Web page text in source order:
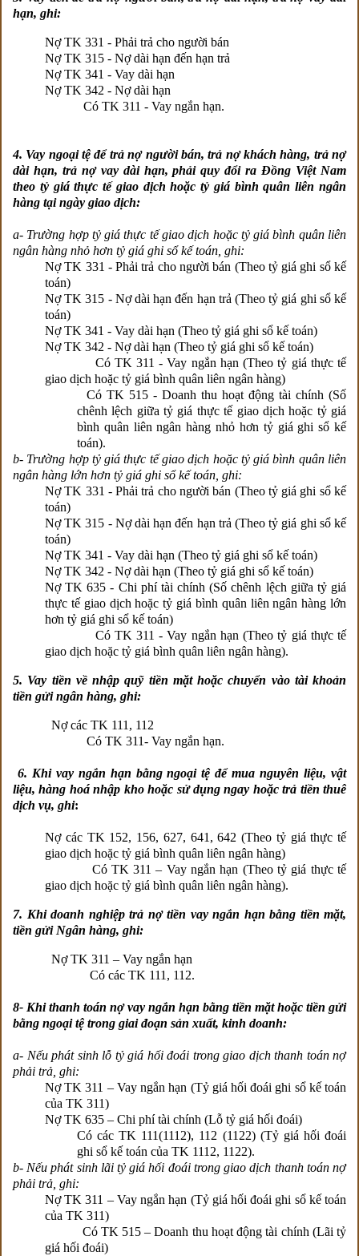
hạn, ghi:
Nợ TK 331 - Phải trả cho người bán
Nợ TK 315 - Nợ dài hạn đến hạn trả
Nợ TK 341 - Vay dài hạn
Nợ TK 342 - Nợ dài hạn
Có TK 311 - Vay ngắn hạn.
4. Vay ngoại tệ để trả nợ người bán, trả nợ khách hàng, trả nợ
dài hạn, trả nợ vay dài hạn, phải quy đổi ra Đồng Việt Nam
theo tỷ giá thực tế giao dịch hoặc tỷ giá bình quân liên ngân
hàng tại ngày giao dịch:
a- Trường hợp tỷ giá thực tế giao dịch hoặc tỷ giá bình quân liên
ngân hàng nhỏ hơn tỷ giá ghi sổ kế toán, ghi:
Nợ TK 331 - Phải trả cho người bán (Theo tỷ giá ghi sổ kế
toán)
Nợ TK 315 - Nợ dài hạn đến hạn trả (Theo tỷ giá ghi sổ kế
toán)
Nợ TK 341 - Vay dài hạn (Theo tỷ giá ghi sổ kế toán)
Nợ TK 342 - Nợ dài hạn (Theo tỷ giá ghi sổ kế toán)
Có TK 311 - Vay ngắn hạn (Theo tỷ giá thực tế
giao dịch hoặc tỷ giá bình quân liên ngân hàng)
Có TK 515 - Doanh thu hoạt động tài chính (Số
chênh lệch giữa tỷ giá thực tế giao dịch hoặc tỷ giá
bình quân liên ngân hàng nhỏ hơn tỷ giá ghi sổ kế
toán).
b- Trường hợp tỷ giá thực tế giao dịch hoặc tỷ giá bình quân liên
ngân hàng lớn hơn tỷ giá ghi sổ kế toán, ghi:
Nợ TK 331 - Phải trả cho người bán (Theo tỷ giá ghi sổ kế
toán)
Nợ TK 315 - Nợ dài hạn đến hạn trả (Theo tỷ giá ghi sổ kế
toán)
Nợ TK 341 - Vay dài hạn (Theo tỷ giá ghi sổ kế toán)
Nợ TK 342 - Nợ dài hạn (Theo tỷ giá ghi sổ kế toán)
Nợ TK 635 - Chi phí tài chính (Số chênh lệch giữa tỷ giá
thực tế giao dịch hoặc tỷ giá bình quân liên ngân hàng lớn
hơn tỷ giá ghi sổ kế toán)
Có TK 311 - Vay ngắn hạn (Theo tỷ giá thực tế
giao dịch hoặc tỷ giá bình quân liên ngân hàng).
5. Vay tiền về nhập quỹ tiền mặt hoặc chuyển vào tài khoản
tiền gửi ngân hàng, ghi:
Nợ các TK 111, 112
Có TK 311- Vay ngắn hạn.
6. Khi vay ngắn hạn bằng ngoại tệ để mua nguyên liệu, vật
liệu, hàng hoá nhập kho hoặc sử dụng ngay hoặc trả tiền thuê
dịch vụ, ghi:
Nợ các TK 152, 156, 627, 641, 642 (Theo tỷ giá thực tế
giao dịch hoặc tỷ giá bình quân liên ngân hàng)
Có TK 311 – Vay ngắn hạn (Theo tỷ giá thực tế
giao dịch hoặc tỷ giá bình quân liên ngân hàng).
7. Khi doanh nghiệp trả nợ tiền vay ngắn hạn bằng tiền mặt,
tiền gửi Ngân hàng, ghi:
Nợ TK 311 – Vay ngắn hạn
Có các TK 111, 112.
8- Khi thanh toán nợ vay ngắn hạn bằng tiền mặt hoặc tiền gửi
bằng ngoại tệ trong giai đoạn sản xuất, kinh doanh:
a- Nếu phát sinh lỗ tỷ giá hối đoái trong giao dịch thanh toán nợ
phải trả, ghi:
Nợ TK 311 – Vay ngắn hạn (Tỷ giá hối đoái ghi sổ kế toán
của TK 311)
Nợ TK 635 – Chi phí tài chính (Lỗ tỷ giá hối đoái)
Có các TK 111(1112), 112 (1122) (Tỷ giá hối đoái
ghi sổ kế toán của TK 1112, 1122).
b- Nếu phát sinh lãi tỷ giá hối đoái trong giao dịch thanh toán nợ
phải trả, ghi:
Nợ TK 311 – Vay ngắn hạn (Tỷ giá hối đoái ghi sổ kế toán
của TK 311)
Có TK 515 – Doanh thu hoạt động tài chính (Lãi tỷ
giá hối đoái)